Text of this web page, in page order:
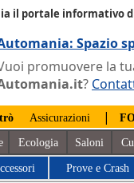
il portale informativo
Spazio
promuovere la
?
Assicurazioni |
Ecologia Saloni
Prove e Crash